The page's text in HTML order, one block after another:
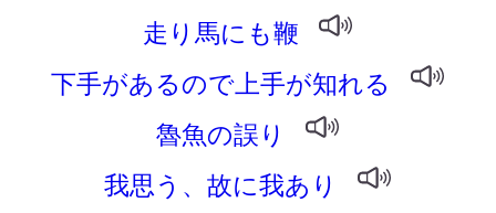
走り馬にも鞭
下手があるので上手が知れる
魯魚の誤り
我思う、故に我あり